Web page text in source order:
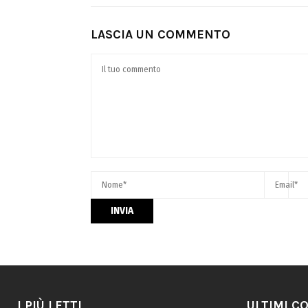
LASCIA UN COMMENTO
I PIÙ LETTI ULTIMI